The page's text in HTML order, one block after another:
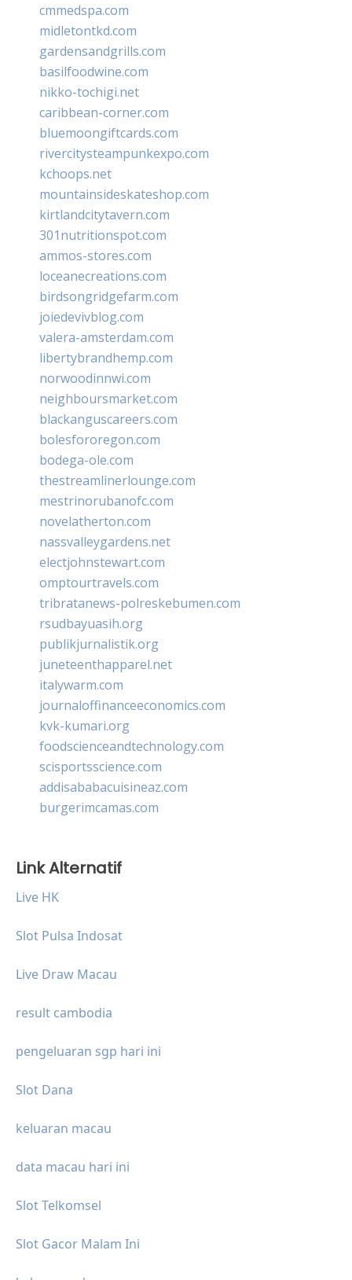
cmmedspa.com
midletontkd.com
gardensandgrills.com
basilfoodwine.com
nikko-tochigi.net
caribbean-corner.com
bluemoongiftcards.com
rivercitysteampunkexpo.com
kchoops.net
mountainsideskateshop.com
kirtlandcitytavern.com
301nutritionspot.com
ammos-stores.com
loceanecreations.com
birdsongridgefarm.com
joiedevivblog.com
valera-amsterdam.com
libertybrandhemp.com
norwoodinnwi.com
neighboursmarket.com
blackanguscareers.com
bolesfororegon.com
bodega-ole.com
thestreamlinerlounge.com
mestrinorubanofc.com
novelatherton.com
nassvalleygardens.net
electjohnstewart.com
omptourtravels.com
tribratanews-polreskebumen.com
rsudbayuasih.org
publikjurnalistik.org
juneteenthapparel.net
italywarm.com
journaloffinanceeconomics.com
kvk-kumari.org
foodscienceandtechnology.com
scisportsscience.com
addisababacuisineaz.com
burgerimcamas.com
Link Alternatif
Live HK
Slot Pulsa Indosat
Live Draw Macau
result cambodia
pengeluaran sgp hari ini
Slot Dana
keluaran macau
data macau hari ini
Slot Telkomsel
Slot Gacor Malam Ini